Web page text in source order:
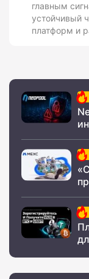
главным
устойчивый
платформ и